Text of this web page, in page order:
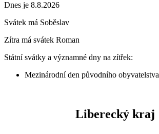
Dnes je 8.8.2026
Svátek má Soběslav
Zítra má svátek Roman
Státní svátky a významné dny na zítřek:
Mezinárodní den původního obyvatelstva
Liberecký kraj